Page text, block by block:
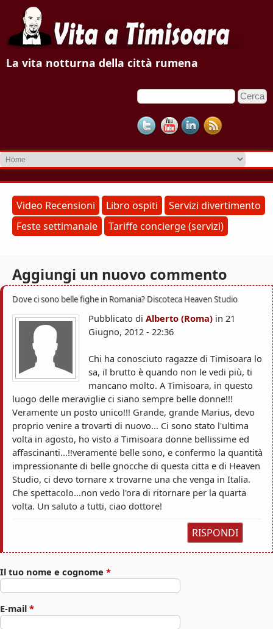
V
a
T
m
s
o
a
La vita notturna della città rumena
F
o
r
m
d
i
r
i
c
c
a
C
r
c
a
Video Recensioni Libro ospiti
Servizi divertimento
Feste settimanale
Tariffe concierge (servizi)
Aggiungi un nuovo commento
Dove ci sono belle fighe in Romania? Discoteca Heaven Studio
Pubblicato di Alberto (Roma) in 21
Giugno, 2012 - 22:36
Chi ha conosciuto ragazze di Timisoara lo
sa, il brutto è quando non le vedi più, ti
mancano molto. A Timisoara, in questo
luogo delle meraviglie ci siano sempre belle donne!!!
Veramente un posto unico!!! Grande, grande Marius, devo
proprio venire a trovarti di nuovo... Ci sono stato l'ultima
volta in agosto, ho visto a Timisoara donne bellissime ed
affascinanti...!!veramente belle sono, e confermo la quantità
impressionante di belle gnocche di questa citta e di Heaven
Studio, ci devo tornare x trovarne una che venga in Italia.
Che spettacolo...non vedo l'ora di ritornare per la quarta
volta. Un saluto a tutti, ciao dottore!
RISPONDI
Il tuo nome e cognome *
E-mail *